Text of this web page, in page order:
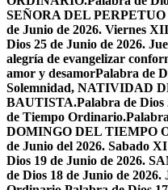
SEÑORA DEL PERPETUO
de Junio de 2026. Viernes
Dios 25 de Junio de 2026.
alegría de evangelizar
amor y desamorPalabra de
Solemnidad, NATIVIDAD
BAUTISTA.Palabra de
de Tiempo Ordinario.
DOMINGO DEL TIEMPO
de Junio del 2026. Sabado
Dios 19 de Junio de 2026.
de Dios 18 de Junio de